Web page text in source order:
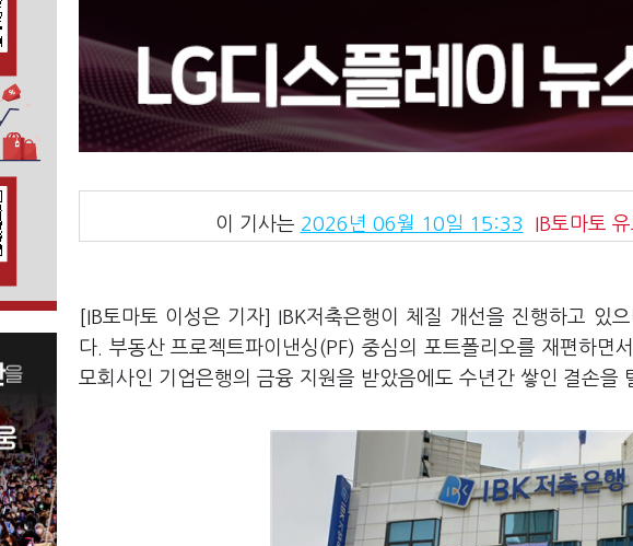
이 기사는 2026년 06월 10일 15:33 IB토마토 유
[IB토마토 이성은 기자] IBK저축은행이 체질 개선을 진행하고 있
다. 부동산 프로젝트파이낸싱(PF) 중심의 포트폴리오를 재편하면
모회사인 기업은행의 금융 지원을 받았음에도 수년간 쌓인 결손을